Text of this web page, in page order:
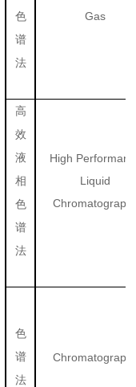
色
谱
法
Gas
高
效
液
相
色
谱
法
High
Liquid
色
谱
法